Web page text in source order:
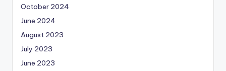
October 2024
June 2024
August 2023
July 2023
June 2023